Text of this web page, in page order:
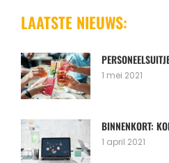
website
LAATSTE NIEUWS:
1 mei 2021
BINNENKORT:
1 april 2021